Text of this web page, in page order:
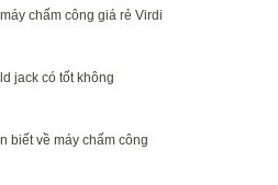
chấm công giá rẻ Virdi
jack có tốt không
biết về máy chấm công